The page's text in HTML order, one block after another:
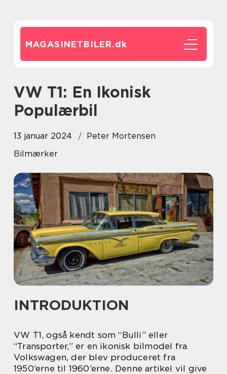
MAGASINETBILER.dk
VW T1: En Ikonisk
Populærbil
13 januar 2024
Peter Mortensen
Bilmærker
INTRODUKTION
VW T1, også kendt som “Bulli” eller
“Transporter,” er en ikonisk bilmodel fra
Volkswagen, der blev produceret fra
1950’erne til 1960’erne. Denne artikel vil give